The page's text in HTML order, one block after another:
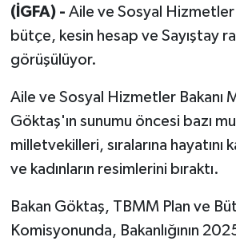
(İGFA) - Aile ve Sosyal Hizmetler
bütçe, kesin hesap ve Sayıştay
görüşülüyor.
Aile ve Sosyal Hizmetler Bakanı
Göktaş'ın sunumu öncesi bazı
milletvekilleri, sıralarına
ve kadınların resimlerini bıraktı.
Bakan Göktaş, TBMM Plan ve
Komisyonunda, Bakanlığının